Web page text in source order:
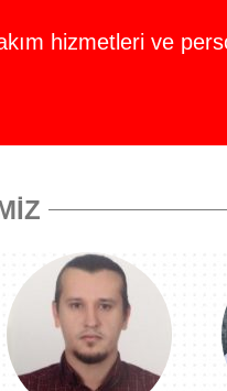
hizmetleri ve